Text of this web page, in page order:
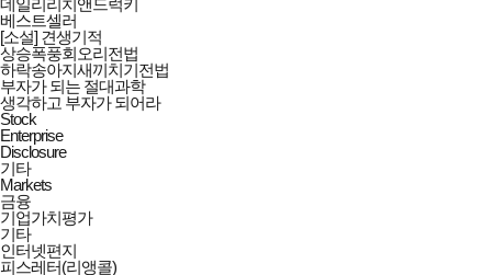
데일리리치앤드럭키
베스트셀러
[소설] 견생기적
상승폭풍회오리전법
하락송아지새끼치기전법
부자가 되는 절대과학
생각하고 부자가 되어라
Stock
Enterprise
Disclosure
기타
Markets
금융
기업가치평가
기타
인터넷편지
피스레터(리앵콜)